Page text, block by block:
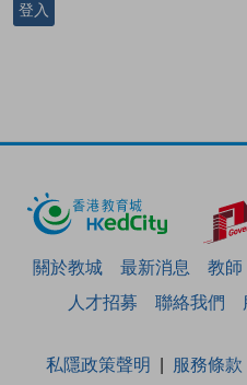
登入
關於教城 最新消息 教師
人才招募
聯絡我們
私隱政策聲明 服務條款